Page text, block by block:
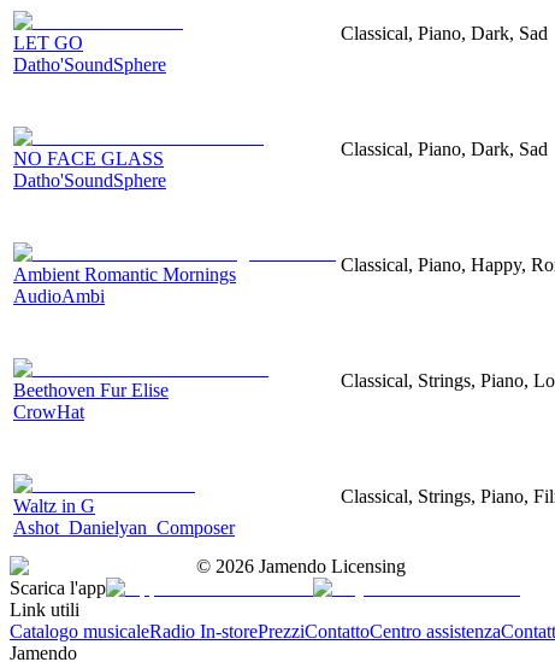
LET GO
Datho'SoundSphere
Classical, Piano, Dark, Sad
NO FACE GLASS
Datho'SoundSphere
Classical, Piano, Dark, Sad
Ambient Romantic Mornings
AudioAmbi
Classical, Piano, Happy,
Beethoven Fur Elise
CrowHat
Classical, Strings, Piano,
Waltz in G
Ashot_Danielyan_Composer
Classical, Strings, Piano,
© 2026 Jamendo Licensing
Scarica l'app
Link utili
Catalogo musicaleRadio In-storePrezziContattoCentro assistenza
Jamendo